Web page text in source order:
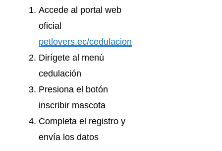
Accede al portal web
oficial
petlovers.ec/cedulacion
Dirígete al menú
cedulación
Presiona el botón
inscribir mascota
Completa el registro y
envía los datos